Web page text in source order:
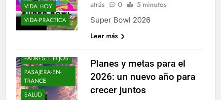
VIDA HOY
VIDA-PRACTICA
atrás
0 5 minutos
Super Bowl 2026
Leer más
ELLOS Y ELLAS
ENTRE-NOS
EPIFANIAS
PADRES E HIJOS
PASAJERA-EN-
TRANCE
SALUD
Planes y metas para el
2026: un nuevo año para
crecer juntos
BLOGS